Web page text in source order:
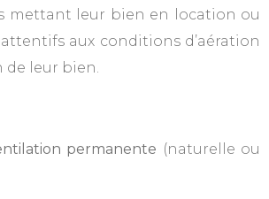
mettant leur bien en location ou
aux conditions d’aération
de leur bien.
permanente (naturelle ou